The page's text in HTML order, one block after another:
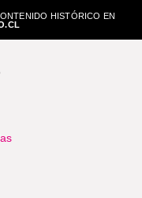
HISTÓRICO EN